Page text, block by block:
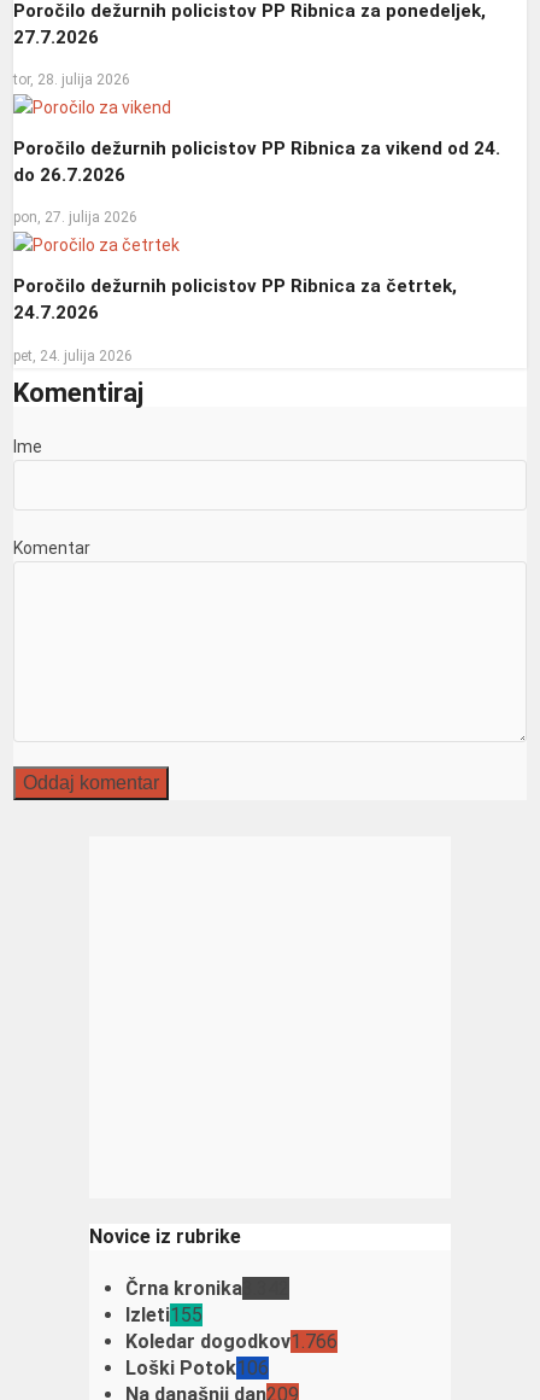
Poročilo dežurnih policistov PP Ribnica za ponedeljek,
27.7.2026
tor, 28. julija 2026
Poročilo dežurnih policistov PP Ribnica za vikend od 24.
do 26.7.2026
pon, 27. julija 2026
Poročilo dežurnih policistov PP Ribnica za četrtek,
24.7.2026
pet, 24. julija 2026
Komentiraj
Ime
Komentar
Novice iz rubrike
Črna kronika
Izleti155
Koledar dogodkov1.766
Loški Potok106
Na današnji dan209